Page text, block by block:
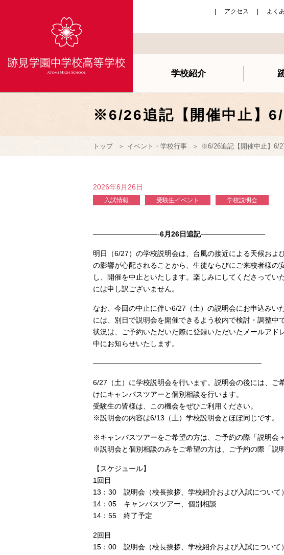
アクセス よく
学校紹介
※6/26追記【開催中止】
トップ イベント・学校行事 ※6/26追記【開催中止】6/
2026年6月26日
入試情報 受験生イベント 学校説明会
—————————-6月26日追記—————————
明日（6/27）の学校説明会は、台風の接近による天候およ
の影響が心配されることから、生徒ならびにご来校者様の
し、開催を中止といたします。楽しみにしてくださってい
には申し訳ございません。
なお、今回の中止に伴い6/27（土）の説明会にお申込みい
には、別日で説明会を開催できるよう校内で検討・調整中
状況は、ご予約いただいた際に登録いただいたメールアド
中にお知らせいたします。
———————————————————————–
6/27（土）に学校説明会を行います。説明会の後には、ご
けにキャンパスツアーと個別相談を行います。
受験生の皆様は、この機会をぜひご利用ください。
※説明会の内容は6/13（土）学校説明会とほぼ同じです。
※キャンパスツアーをご希望の方は、ご予約の際「説明会
※説明会と個別相談のみをご希望の方は、ご予約の際「説
【スケジュール】
1回目
13：30 説明会（校長挨拶、学校紹介および入試について）
14：05 キャンパスツアー、個別相談
14：55 終了予定
2回目
15：00 説明会（校長挨拶、学校紹介および入試について）